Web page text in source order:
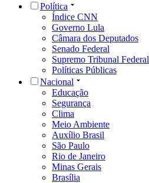
Política
Índice CNN
Governo Lula
Câmara dos Deputados
Senado Federal
Supremo Tribunal Federal
Políticas Públicas
Nacional
Educação
Segurança
Clima
Meio Ambiente
Auxílio Brasil
São Paulo
Rio de Janeiro
Minas Gerais
Brasília